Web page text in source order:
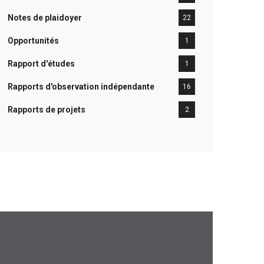
Notes de plaidoyer 22
Opportunités 1
Rapport d'études 1
Rapports d'observation indépendante 16
Rapports de projets 2